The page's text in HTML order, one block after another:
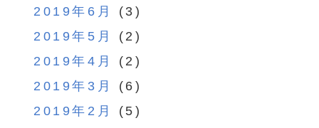
2019年6月
(3)
2019年5月
(2)
2019年4月
(2)
2019年3月
(6)
2019年2月
(5)